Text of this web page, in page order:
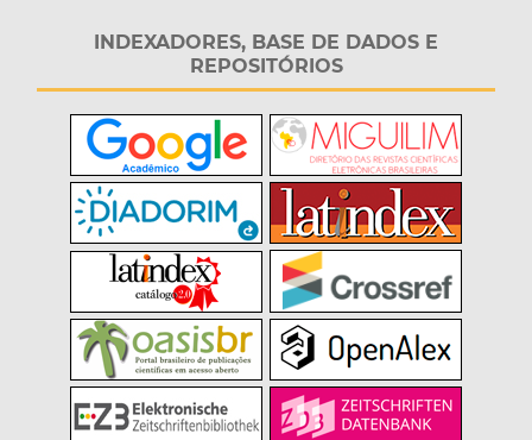
INDEXADORES, BASE DE DADOS E
REPOSITÓRIOS